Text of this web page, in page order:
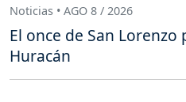
Noticias • AGO 8 / 2026
El once de San
Huracán